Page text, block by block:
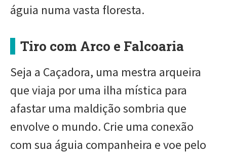
águia numa vasta floresta.
Tiro com Arco e Falcoaria
Seja a Caçadora, uma mestra arqueira
que viaja por uma ilha mística para
afastar uma maldição sombria que
envolve o mundo. Crie uma conexão
com sua águia companheira e voe pelo